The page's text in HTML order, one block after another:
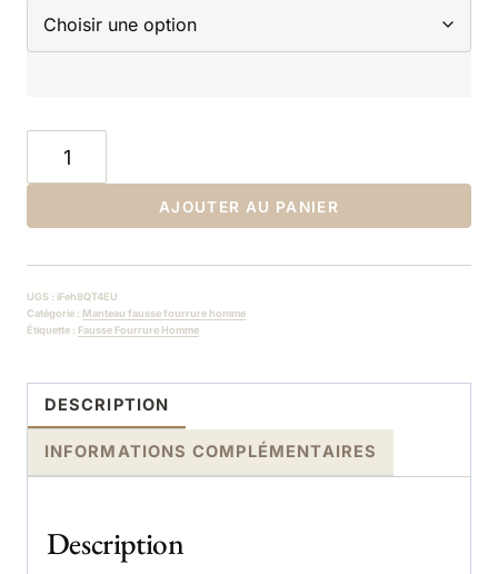
AJOUTER AU PANIER
UGS : iFeh8QT4EU
Catégorie : Manteau fausse fourrure homme
Étiquette : Fausse Fourrure Homme
DESCRIPTION
INFORMATIONS COMPLÉMENTAIRES
Description